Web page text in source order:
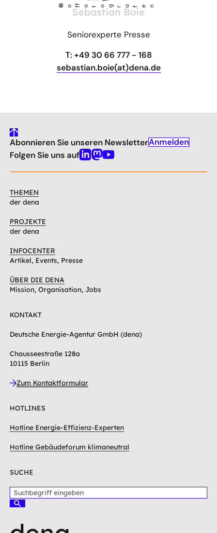
©
Ho f
fotog r
a fen
Sebastian Boie
Seniorexperte Presse
T: +49 30 66 777 - 168
sebastian.boie(at)dena.de
gehe
nach
oben
Abonnieren Sie unseren NewsletterAnmelden
Folgen Sie uns aufLinkedin
Mastodon
Youtube
THEMEN
der dena
PROJEKTE
der dena
INFOCENTER
Artikel, Events, Presse
ÜBER DIE DENA
Mission, Organisation, Jobs
KONTAKT
Deutsche Energie-Agentur GmbH (dena)
Chausseestraße 128a
10115 Berlin
Zum Kontaktformular
HOTLINES
Hotline Energie-Effizienz-Experten
Hotline Gebäudeforum klimaneutral
SUCHE
u
b
S
h